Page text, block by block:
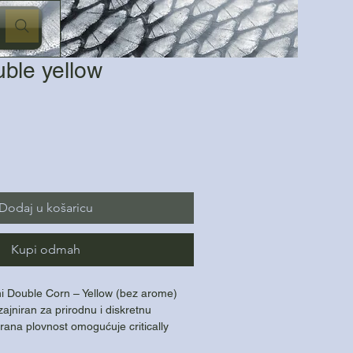
yellow
Dodaj u košaricu
Kupi odmah
Double Corn – Yellow (bez arome)
za prirodnu i diskretnu
plovnost omogućuje critically